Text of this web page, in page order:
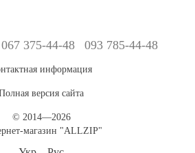
067 375-44-48 093 785-44-48
информация
версия сайта
© 2014—2026
магазин "ALLZIP"